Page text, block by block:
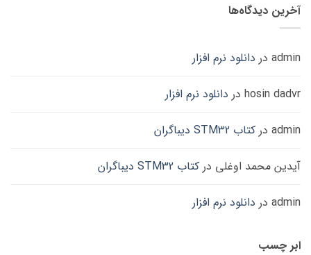
آخرین دیدگاه‌ها
admin در دانلود نرم افزار
hosin dadvr در دانلود نرم افزار
admin در کتاب STM32 دیباگران
آیدین محمد اوغلی در کتاب STM32 دیباگران
admin در دانلود نرم افزار
ابر چسب